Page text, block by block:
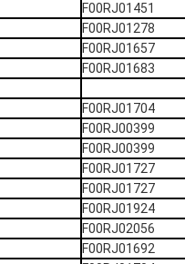
F00RJ01451
F00RJ01278
F00RJ01657
F00RJ01683
F00RJ01704
F00RJ00399
F00RJ00399
F00RJ01727
F00RJ01727
F00RJ01924
F00RJ02056
F00RJ01692